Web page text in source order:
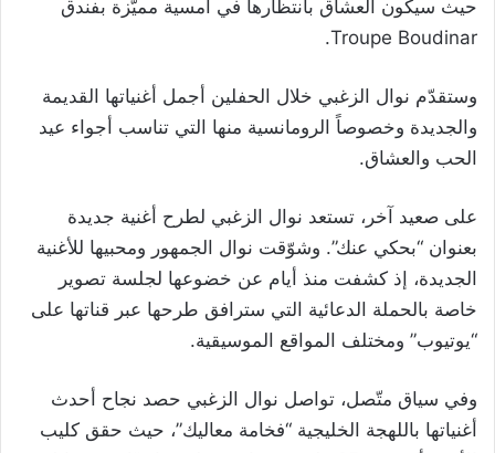
حيث سيكون العشاق بانتظارها في أمسية مميّزة بفندق
Troupe Boudinar.
وستقدّم نوال الزغبي خلال الحفلين أجمل أغنياتها القديمة
والجديدة وخصوصاً الرومانسية منها التي تناسب أجواء عيد
الحب والعشاق.
على صعيد آخر، تستعد نوال الزغبي لطرح أغنية جديدة
بعنوان “بحكي عنك”. وشوّقت نوال الجمهور ومحبيها للأغنية
الجديدة، إذ كشفت منذ أيام عن خضوعها لجلسة تصوير
خاصة بالحملة الدعائية التي سترافق طرحها عبر قناتها على
“يوتيوب” ومختلف المواقع الموسيقية.
وفي سياق متّصل، تواصل نوال الزغبي حصد نجاح أحدث
أغنياتها باللهجة الخليجية “فخامة معاليك”، حيث حقق كليب